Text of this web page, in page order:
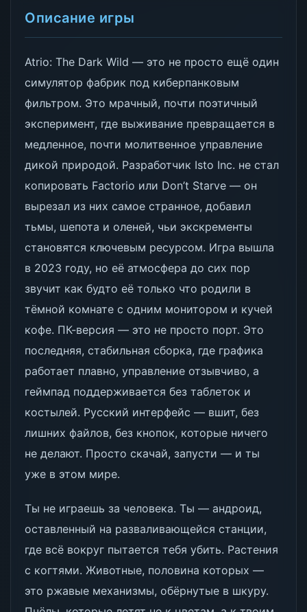
Описание игры
Atrio: The Dark Wild — это не просто ещё один
симулятор фабрик под киберпанковым
фильтром. Это мрачный, почти поэтичный
эксперимент, где выживание превращается в
медленное, почти молитвенное управление
дикой природой. Разработчик Isto Inc. не стал
копировать Factorio или Don’t Starve — он
вырезал из них самое странное, добавил
тьмы, шепота и оленей, чьи экскременты
становятся ключевым ресурсом. Игра вышла
в 2023 году, но её атмосфера до сих пор
звучит как будто её только что родили в
тёмной комнате с одним монитором и кучей
кофе. ПК-версия — это не просто порт. Это
последняя, стабильная сборка, где графика
работает плавно, управление отзывчиво, а
геймпад поддерживается без таблеток и
костылей. Русский интерфейс — вшит, без
лишних файлов, без кнопок, которые ничего
не делают. Просто скачай, запусти — и ты
уже в этом мире.
Ты не играешь за человека. Ты — андроид,
оставленный на разваливающейся станции,
где всё вокруг пытается тебя убить. Растения
с когтями. Животные, половина которых —
это ржавые механизмы, обёрнутые в шкуру.